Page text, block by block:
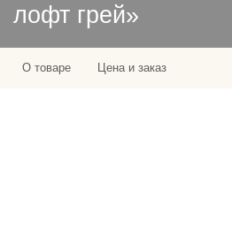
лофт грей»
О товаре Цена и заказ